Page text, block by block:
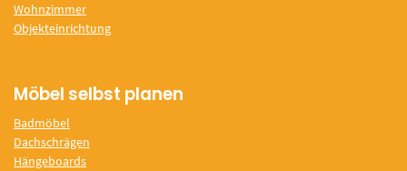
Wohnzimmer
Objekteinrichtung
Möbel selbst planen
Badmöbel
Dachschrägen
Hängeboards